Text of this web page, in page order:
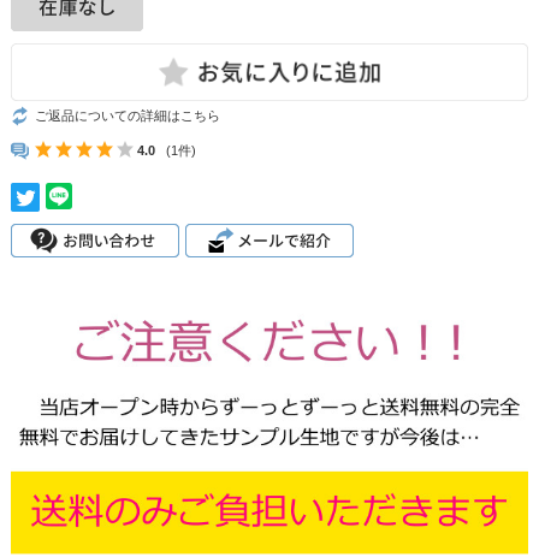
ご返品についての詳細はこちら
4.0 (1件)